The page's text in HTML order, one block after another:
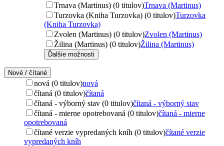
Trnava (Martinus) (0 titulov)Trnava (Martinus)
Turzovka (Kniha Turzovka) (0 titulov)Turzovka
(Kniha Turzovka)
Zvolen (Martinus) (0 titulov)Zvolen (Martinus)
Žilina (Martinus) (0 titulov)Žilina (Martinus)
Ďalšie možnosti
Nové / čítané
nová (0 titulov)nová
čítaná (0 titulov)čítaná
čítaná - výborný stav (0 titulov)čítaná - výborný stav
čítaná - mierne opotrebovaná (0 titulov)čítaná - mierne
opotrebovaná
čítané verzie vypredaných kníh (0 titulov)čítané verzie
vypredaných kníh